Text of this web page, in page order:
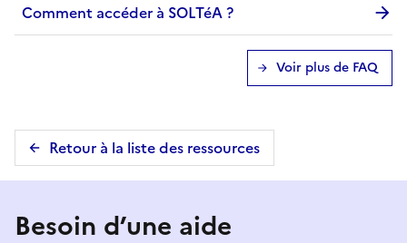
Comment accéder à SOLTéA ?
Voir plus de FAQ
Retour à la liste des ressources
Besoin d’une aide